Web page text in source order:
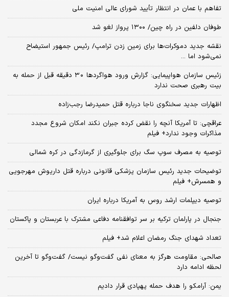
تفاهم با عمان در انتظار تأیید شورای عالی امنیت ملی
طوفان دلفین در راه چین/ ۱۳۰۰ پرواز لغو شد
نقشه جدید دموکرات‌ها برای زمین زدن ترامپ/ رئیس جمهور استیضاح
نمی‌شود اما ...
زئیس سازمان هواپیمایی: گزارش ورود هواگردها ٣٠ دقیقه قبل از حمله به
بیت رهبری صحت ندارد
اظهارات جدید سخنگوی ناجا درباره قتل حمیدرضا رجب‌زاده
عراقچی: تا آمریکا آنچه را نقض کرده جبران نکند امکان شروع مجدد
مذاکرات وجود ندارد+ فیلم
توصیه به مصرف سوپ سگ برای جلوگیری از گرمازدگی در کره شمالی
توضیحات جدید رئیس سازمان پزشکی قانونی درباره قتل داریوش مهرجویی
و همسرش+ فیلم
توصیه دیپلمات ارشد روس به آمریکا درباره ایران
جنجال در پارلمان ترکیه بر سر توافقنامه دفاعی مشترک با عربستان و پاکستان
تعداد شهدای جنگ رمضان اعلام شد+ فیلم
صالحی: مقاومت هرگز به معنای نفی گفت‌وگو نیست/ گفت‌وگو تا آخرین
لحظه ادامه دارد
یمن: آرامکو را هدف حمله پهپادی قرار دادیم